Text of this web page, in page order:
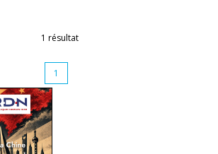
1 résultat
1